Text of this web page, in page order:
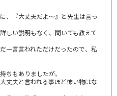
、『大丈夫だよ～』と先生は言っ
しい説明もなく、聞いても教えて
一言言われただけだったので、私
ちもありましたが、
丈夫と言われる事ほど怖い物はな